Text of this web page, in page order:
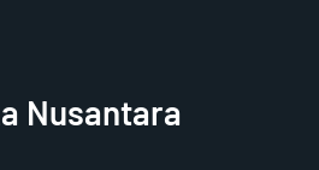
Nusantara